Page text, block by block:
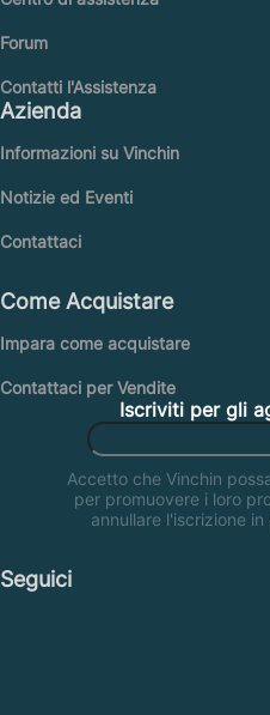
Forum
Contatti l'Assistenza
Azienda
Informazioni su Vinchin
Notizie ed Eventi
Contattaci
Come Acquistare
Impara come acquistare
Contattaci per Vendite
Iscriviti per gli
Accetto che Vinchin
per promuovere i loro
annullare l'iscrizione
Seguici